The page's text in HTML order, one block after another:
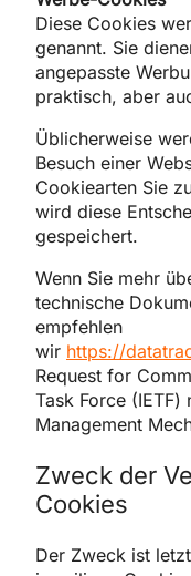
Diese Cookies
genannt. Sie
angepasste
praktisch, aber
Üblicherweise
Besuch einer
Cookiearten Sie
wird diese
gespeichert.
Wenn Sie mehr
technische
empfehlen
wir https://
Request for
Task Force (IETF)
Management
Zweck der
Cookies
Der Zweck ist